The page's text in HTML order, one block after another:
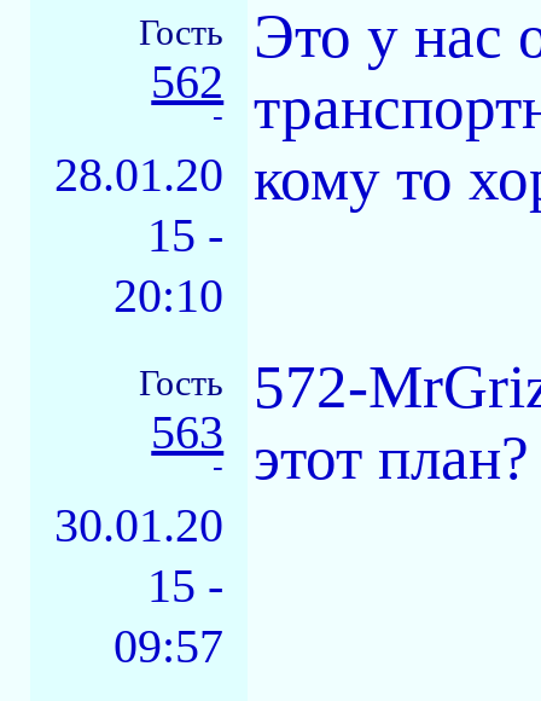
Гость
562
-
28.01.20
15 -
20:10
Это у нас
кому то
Гость
563
-
30.01.20
15 -
09:57
572-
этот план?